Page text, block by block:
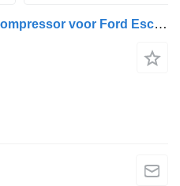
Garrett 452014-0006 turbocompressor voor Ford Escort Orion 1,8 TD auto